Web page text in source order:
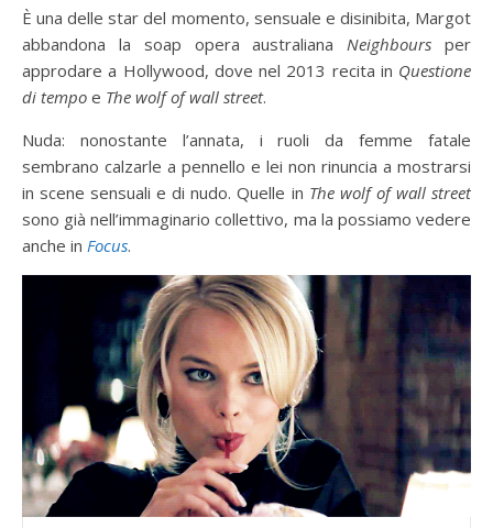
È una delle star del momento, sensuale e disinibita, Margot
abbandona la soap opera australiana Neighbours per
approdare a Hollywood, dove nel 2013 recita in Questione
di tempo e The wolf of wall street.
Nuda: nonostante l’annata, i ruoli da femme fatale
sembrano calzarle a pennello e lei non rinuncia a mostrarsi
in scene sensuali e di nudo. Quelle in The wolf of wall street
sono già nell’immaginario collettivo, ma la possiamo vedere
anche in Focus.